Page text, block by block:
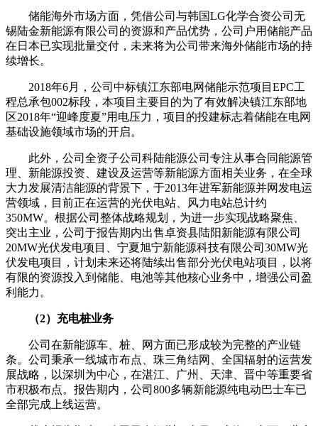
储能海外市场方面，凭借公司与韩国LG化学合资公司无
锡陆金新能源有限公司的资源和产品优势，公司户用储能产品
在日本已实现批量交付，未来将为公司带来海外储能市场的持
续增长。
2018年6月，公司中标镇江东部电网储能示范项目EPC工
程总承包002标段，本项目主要目的为了有效解决镇江东部地
区2018年“迎峰度夏”用电压力，项目的投建标志着储能在电网
基础设施领域市场的开启。
此外，公司全资子公司科陆能源公司专注从事合同能源管
理、新能源投资、建设及运营等新能源方面相关业务，在全球
大力发展清洁能源的背景下，于2013年进军新能源并网发电运
营领域，目前正在运营的光伏电站、风力电站总计约
350MW。根据公司整体战略规划，为进一步实现战略聚焦、
突出主业，公司于报告期内出售卓资县陆阳新能源有限公司
20MW光伏发电项目、宁夏旭宁新能源科技有限公司30MW光
伏发电项目，计划未来还将陆续出售部分光伏电站项目，以将
有限的资源投入到储能、电池等其他核心业务中，增强公司盈
利能力。
（2）充电桩业务
公司在新能源车、桩、网方面已形成较为完整的产业链
条。公司秉承一线城市布点、珠三角结网、全国辐射的运营发
展战略，以深圳为中心，在湛江、广州、天津、晋中等重要省
市积极布点。报告期内，公司800多辆新能源纯电动巴士车已
全部完成上线运营。